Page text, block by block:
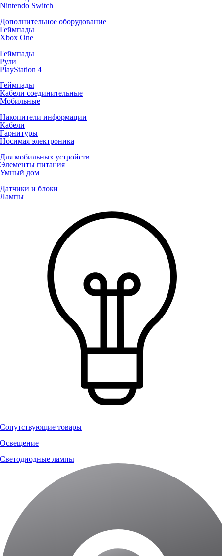
Nintendo Switch
Дополнительное оборудование
Геймпады
Xbox One
Геймпады
Рули
PlayStation 4
Геймпады
Кабели соединительные
Мобильные
Накопители информации
Кабели
Гарнитуры
Носимая электроника
Для мобильных устройств
Элементы питания
Умный дом
Датчики и блоки
Лампы
Сопутствующие товары
Освещение
Светодиодные лампы